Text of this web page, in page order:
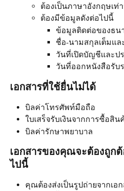
ต้องเป็นภาษาอังกฤษเท่
ต้องมีข้อมูลดังต่อไปนี้
ข้อมูลติดต่อของธน
ชื่อ-นามสกุลเต็มแ
วันที่เปิดบัญชีและป
วันที่ออกหนังสือรับ
เอกสารที่ใช้ยื่นไม่ได้
บิลค่าโทรศัพท์มือถือ
ใบเสร็จรับเงินจากการซื้อสิน
บิลค่ารักษาพยาบาล
เอกสารของคุณจะต้องถูก
ไปนี้
คุณต้องส่งเป็นรูปถ่ายจากเอ